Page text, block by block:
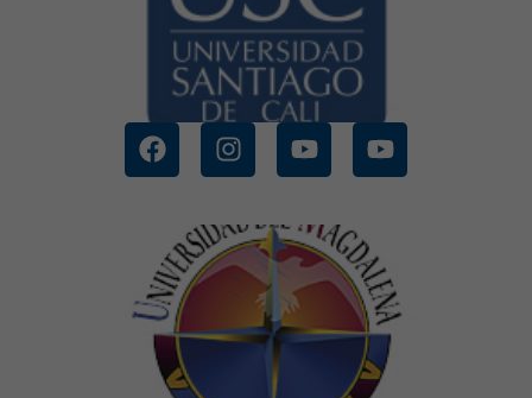
UNIVERSIDAD SANTIAGO DE
CALI
UNIVERSIDAD DEL
MAGDALENA
CONOCE MÁS